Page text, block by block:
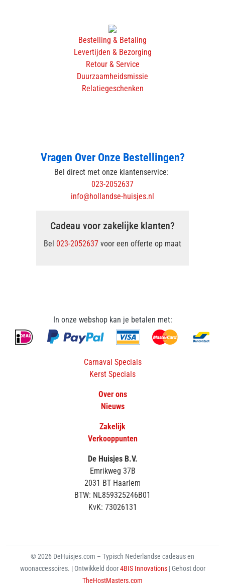
Bestelling & Betaling
Levertijden & Bezorging
Retour & Service
Duurzaamheidsmissie
Relatiegeschenken
Vragen Over Onze Bestellingen?
Bel direct met onze klantenservice:
023-2052637
info@hollandse-huisjes.nl
Cadeau voor zakelijke klanten?
Bel 023-2052637 voor een offerte op maat
In onze webshop kan je betalen met:
Carnaval Specials
Kerst Specials
Over ons
Nieuws
Zakelijk
Verkooppunten
De Huisjes B.V.
Emrikweg 37B
2031 BT Haarlem
BTW: NL859325246B01
KvK: 73026131
© 2026 DeHuisjes.com – Typisch Nederlandse cadeaus en
woonaccessoires. | Ontwikkeld door4BIS Innovations | Gehost door
TheHostMasters.com